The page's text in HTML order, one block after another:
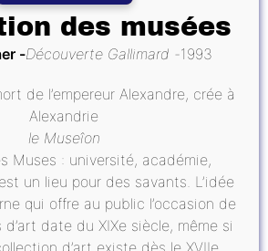
des musées
Découverte Gallimard 1993
de l’empereur Alexandre, crée à
Alexandrie
le Museîon
Muses : université, académie,
un lieu pour des savants. L’idée
qui offre au public l’occasion de
date du XIXe siècle, même si
d’art existe dès le XVIIe